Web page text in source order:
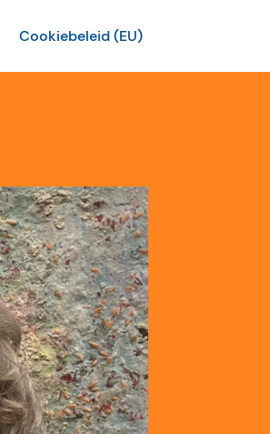
Cookiebeleid (EU)